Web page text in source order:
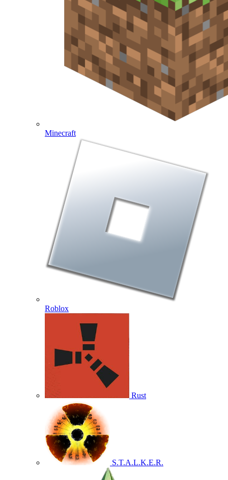
Minecraft
Roblox
Rust
S.T.A.L.K.E.R.